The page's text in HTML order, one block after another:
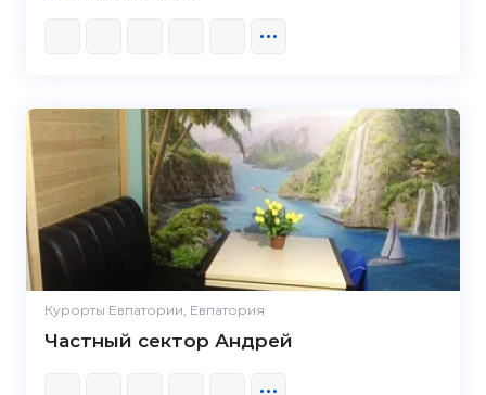
Курорты Евпатории, Евпатория
Частный сектор Андрей